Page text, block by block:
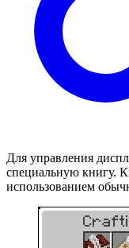
Для управления
специальную книгу.
использованием